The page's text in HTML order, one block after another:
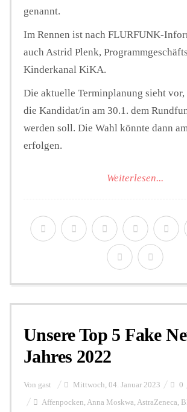
genannt.
Im Rennen ist nach FLURFUNK-
auch Astrid Plenk,
Kinderkanal KiKA.
Die aktuelle Terminplanung sieht vor,
die Kandidat/in am 30.1. dem
werden soll. Die Wahl könnte dann
erfolgen.
Weiterlesen...
Unsere Top 5 Fake
Jahres 2022
Von gast Mittwoch, 04. Januar 2023 0
Affenpocken, Anna Moskwa, AstraZeneca,